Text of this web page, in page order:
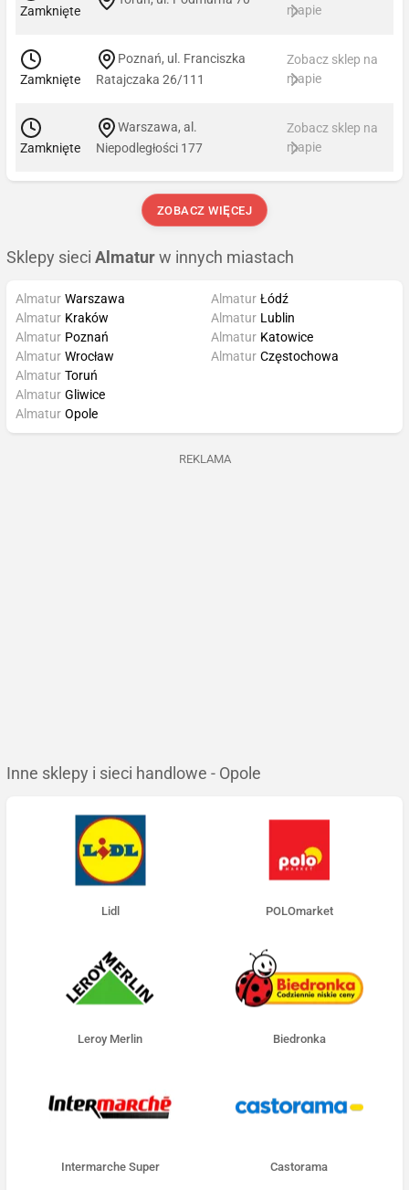
Zamknięte mapie
Zamknięte
Poznań, ul. Franciszka
Ratajczaka 26/111
Zobacz sklep na
mapie
Zamknięte
Warszawa, al.
Niepodległości 177
Zobacz sklep na
mapie
ZOBACZ WIĘCEJ
Sklepy sieci Almatur w innych miastach
Almatur Warszawa
Almatur Kraków
Almatur Poznań
Almatur Wrocław
Almatur Łódź
Almatur Lublin
Almatur Katowice
Almatur Częstochowa
Almatur Toruń
Almatur Gliwice
Almatur Opole
REKLAMA
Inne sklepy i sieci handlowe - Opole
Lidl POLOmarket
Leroy Merlin Biedronka
Intermarche Super Castorama